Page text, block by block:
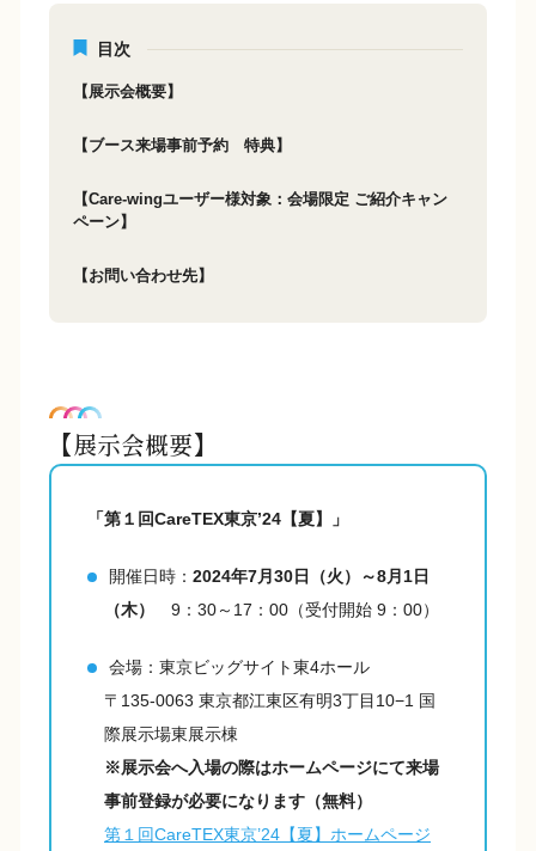
目次
【展示会概要】
【ブース来場事前予約 特典】
【Care-wingユーザー様対象：会場限定 ご紹介キャン
ペーン】
【お問い合わせ先】
【展示会概要】
「第１回CareTEX東京’24【夏】」
開催日時： 2024年7月30日（火）～8月1日
（木）
9：30～17：00（受付開始 9：00）
会場：東京ビッグサイト東4ホール
〒135-0063 東京都江東区有明3丁目10−1 国
際展示場東展示棟
※展示会へ入場の際はホームページにて来場
事前登録が必要になります（無料）
第１回CareTEX東京’24【夏】ホームページ